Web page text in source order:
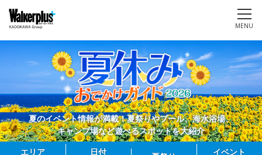
MENU
夏のイベント情報が満載！夏祭りやプール、海水浴場、
キャンプ場など遊べるスポットを大紹介
エリア
日付
イベント